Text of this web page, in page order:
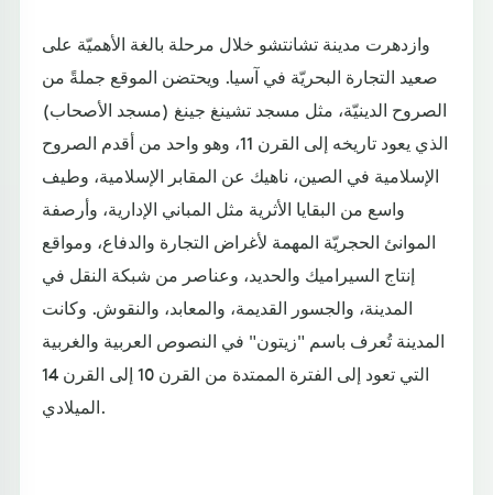
وازدهرت مدينة تشانتشو خلال مرحلة بالغة الأهميّة على
صعيد التجارة البحريّة في آسيا. ويحتضن الموقع جملةً من
الصروح الدينيّة، مثل مسجد تشينغ جينغ (مسجد الأصحاب)
الذي يعود تاريخه إلى القرن 11، وهو واحد من أقدم الصروح
الإسلامية في الصين، ناهيك عن المقابر الإسلامية، وطيف
واسع من البقايا الأثرية مثل المباني الإدارية، وأرصفة
الموانئ الحجريّة المهمة لأغراض التجارة والدفاع، ومواقع
إنتاج السيراميك والحديد، وعناصر من شبكة النقل في
المدينة، والجسور القديمة، والمعابد، والنقوش. وكانت
المدينة تُعرف باسم "زيتون" في النصوص العربية والغربية
التي تعود إلى الفترة الممتدة من القرن 10 إلى القرن 14
الميلادي.